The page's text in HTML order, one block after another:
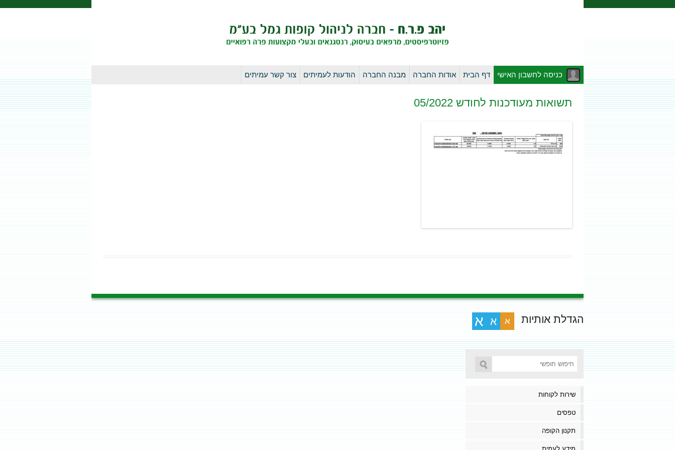
לדלג
כניסה לחשבון האישי דף הבית אודות החברה מבנה החברה הודעות לעמיתים צור קשר עמיתים
תשואות מעודכנות לחודש 05/2022
הגדלת אותיות א א א
שירות לקוחות
טפסים
תקנון הקופה